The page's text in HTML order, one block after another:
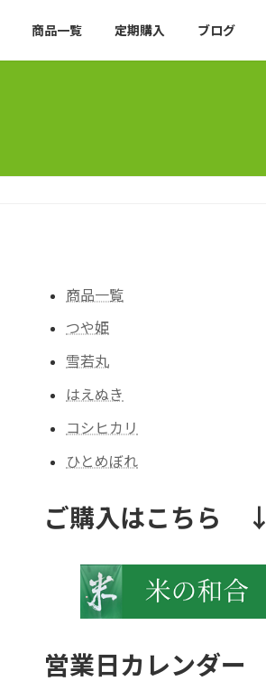
商品一覧 定期購入 ブログ
商品一覧
つや姫
雪若丸
はえぬき
コシヒカリ
ひとめぼれ
ご購入はこちら ↓
営業日カレンダー